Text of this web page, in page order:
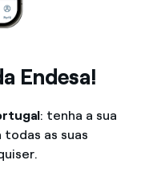
Endesa!
: tenha a sua
as suas